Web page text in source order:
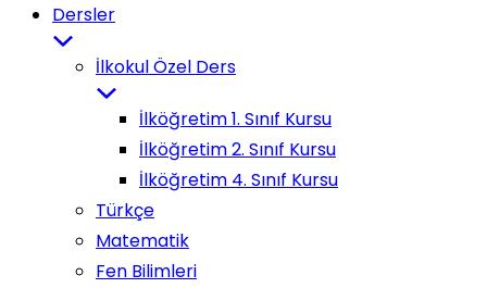
Dersler
İlkokul Özel Ders
İlköğretim 1. Sınıf Kursu
İlköğretim 2. Sınıf Kursu
İlköğretim 4. Sınıf Kursu
Türkçe
Matematik
Fen Bilimleri